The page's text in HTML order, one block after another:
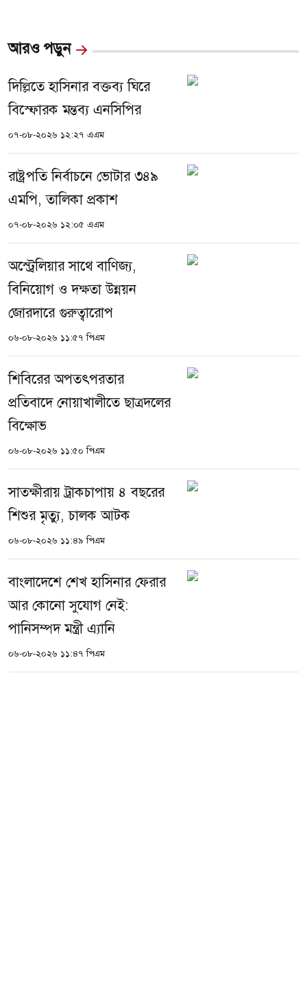
আরও পড়ুন
দিল্লিতে হাসিনার বক্তব্য ঘিরে
বিস্ফোরক মন্তব্য এনসিপির
০৭-০৮-২০২৬ ১২:২৭ এএম
রাষ্ট্রপতি নির্বাচনে ভোটার ৩৪৯
এমপি, তালিকা প্রকাশ
০৭-০৮-২০২৬ ১২:০৫ এএম
অস্ট্রেলিয়ার সাথে বাণিজ্য,
বিনিয়োগ ও দক্ষতা উন্নয়ন
জোরদারে গুরুত্বারোপ
০৬-০৮-২০২৬ ১১:৫৭ পিএম
শিবিরের অপতৎপরতার
প্রতিবাদে নোয়াখালীতে ছাত্রদলের
বিক্ষোভ
০৬-০৮-২০২৬ ১১:৫০ পিএম
সাতক্ষীরায় ট্রাকচাপায় ৪ বছরের
শিশুর মৃত্যু, চালক আটক
০৬-০৮-২০২৬ ১১:৪৯ পিএম
বাংলাদেশে শেখ হাসিনার ফেরার
আর কোনো সুযোগ নেই:
পানিসম্পদ মন্ত্রী এ্যানি
০৬-০৮-২০২৬ ১১:৪৭ পিএম